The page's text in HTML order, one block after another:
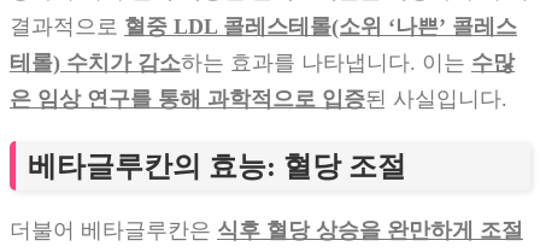
결과적으로 혈중 LDL 콜레스테롤(소위 ‘나쁜’ 콜레스
테롤) 수치가 감소하는 효과를 나타냅니다. 이는 수많
은 임상 연구를 통해 과학적으로 입증된 사실입니다.
베타글루칸의 효능: 혈당 조절
더불어 베타글루칸은 식후 혈당 상승을 완만하게 조절